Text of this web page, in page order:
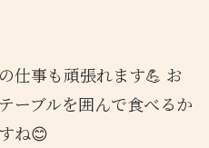
仕事も頑張れます💪 お
ーブルを囲んで食べるか
ね😊